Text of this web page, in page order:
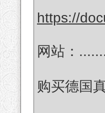
https://
网站：
购买德国